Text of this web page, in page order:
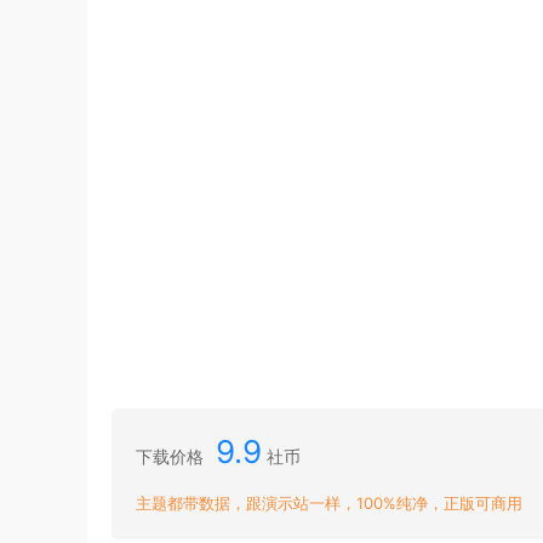
下载价格 9.9 社币
主题都带数据，跟演示站一样，100%纯净，正版可商用